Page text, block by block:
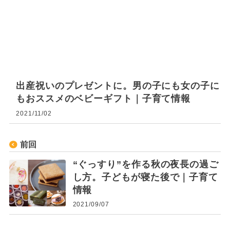
出産祝いのプレゼントに。男の子にも女の子に
もおススメのベビーギフト｜子育て情報
2021/11/02
前回
“ぐっすり”を作る秋の夜長の過ご
し方。子どもが寝た後で｜子育て
情報
2021/09/07